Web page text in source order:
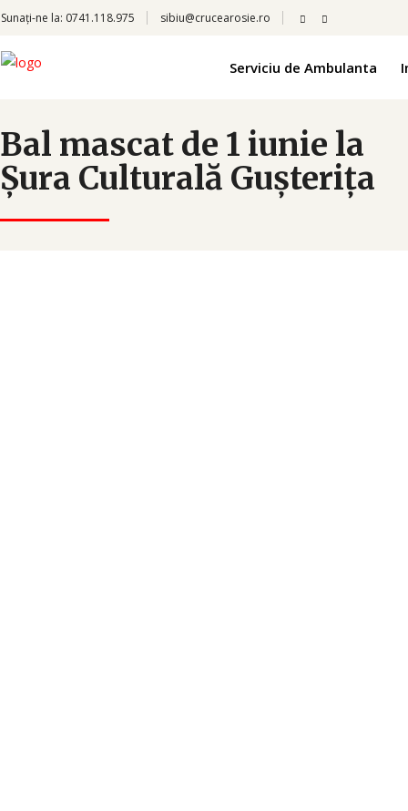
Sunați-ne la: 0741.118.975 sibiu@crucearosie.ro
Serviciu de Ambulanta
Bal mascat de 1 iunie la
Șura Culturală Gușterița